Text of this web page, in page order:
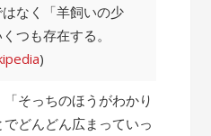
なく「羊飼いの少
つも存在する。
)
そっちのほうがわかり
どんどん広まっていっ